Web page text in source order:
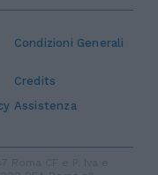
Condizioni Generali
Credits
Assistenza